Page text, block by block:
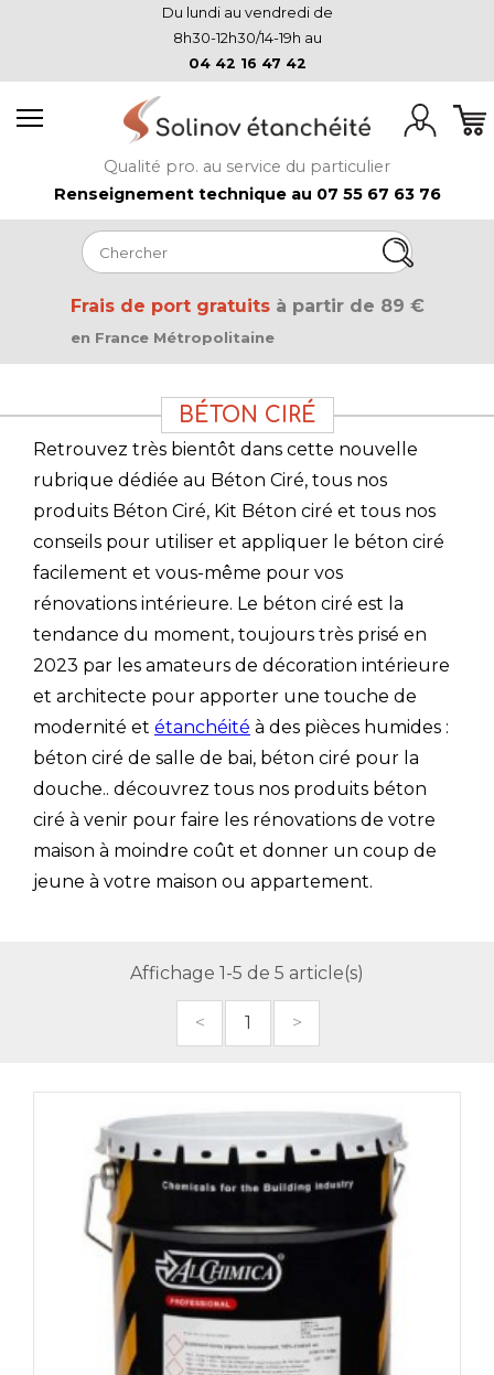
Du lundi au vendredi de
8h30-12h30/14-19h au
04 42 16 47 42
Qualité pro. au service du particulier
Renseignement technique au 07 55 67 63 76
Frais de port gratuitsà partir de 89 €
en France Métropolitaine
BÉTON CIRÉ
Retrouvez très bientôt dans cette nouvelle
rubrique dédiée au Béton Ciré, tous nos
produits Béton Ciré, Kit Béton ciré et tous nos
conseils pour utiliser et appliquer le béton ciré
facilement et vous-même pour vos
rénovations intérieure. Le béton ciré est la
tendance du moment, toujours très prisé en
2023 par les amateurs de décoration intérieure
et architecte pour apporter une touche de
modernité et étanchéité à des pièces humides :
béton ciré de salle de bai, béton ciré pour la
douche.. découvrez tous nos produits béton
ciré à venir pour faire les rénovations de votre
maison à moindre coût et donner un coup de
jeune à votre maison ou appartement.
Affichage 1-5 de 5 article(s)
< 1 >